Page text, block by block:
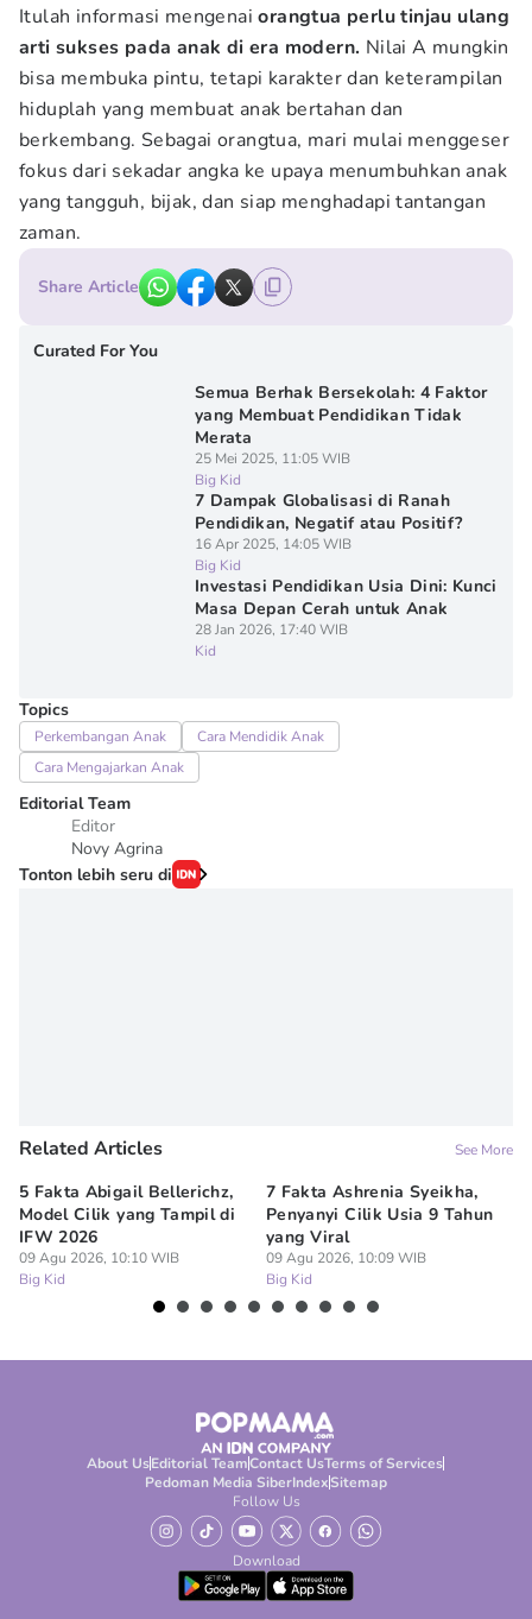
Itulah informasi mengenaiorangtua perlu tinjau ulang
arti sukses pada anak di era modern. Nilai A mungkin
bisa membuka pintu, tetapi karakter dan keterampilan
hiduplah yang membuat anak bertahan dan
berkembang. Sebagai orangtua, mari mulai menggeser
fokus dari sekadar angka ke upaya menumbuhkan anak
yang tangguh, bijak, dan siap menghadapi tantangan
zaman.
Share Article
Curated For You
Semua Berhak Bersekolah: 4 Faktor
yang Membuat Pendidikan Tidak
Merata
25 Mei 2025, 11:05 WIB
Big Kid
7 Dampak Globalisasi di Ranah
Pendidikan, Negatif atau Positif?
16 Apr 2025, 14:05 WIB
Big Kid
Investasi Pendidikan Usia Dini: Kunci
Masa Depan Cerah untuk Anak
28 Jan 2026, 17:40 WIB
Kid
Topics
Perkembangan Anak
Cara Mendidik Anak
Cara Mengajarkan Anak
Editorial Team
Editor
Novy Agrina
Tonton lebih seru di
Related Articles See More
5 Fakta Abigail Bellerichz,
Model Cilik yang Tampil di
IFW 2026
09 Agu 2026, 10:10 WIB
Big Kid
7 Fakta Ashrenia Syeikha,
Penyanyi Cilik Usia 9 Tahun
yang Viral
09 Agu 2026, 10:09 WIB
Big Kid
About UsEditorial TeamContact UsTerms of Services
Pedoman Media SiberIndexSitemap
Follow Us
Download